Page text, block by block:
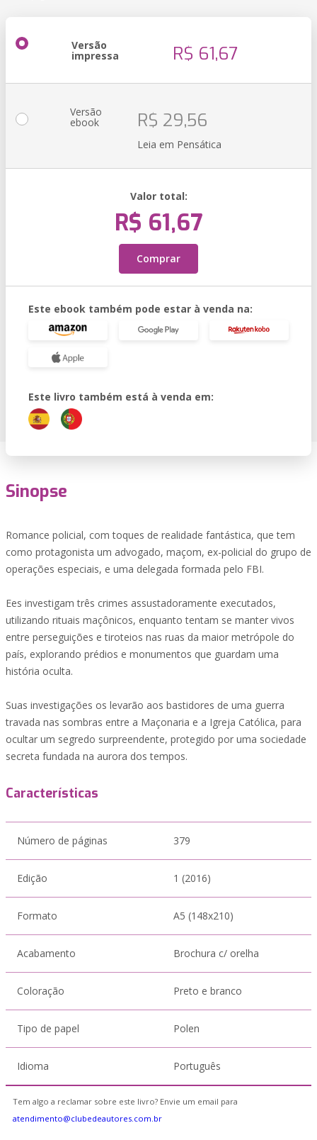
Versão
impressa R$ 61,67
Versão
ebook R$ 29,56
Leia em Pensática
Valor total:
R$ 61,67
Comprar
Este ebook também pode estar à venda na:
Este livro também está à venda em:
Sinopse
Romance policial, com toques de realidade fantástica, que tem
como protagonista um advogado, maçom, ex-policial do grupo de
operações especiais, e uma delegada formada pelo FBI.
Ees investigam três crimes assustadoramente executados,
utilizando rituais maçônicos, enquanto tentam se manter vivos
entre perseguições e tiroteios nas ruas da maior metrópole do
país, explorando prédios e monumentos que guardam uma
história oculta.
Suas investigações os levarão aos bastidores de uma guerra
travada nas sombras entre a Maçonaria e a Igreja Católica, para
ocultar um segredo surpreendente, protegido por uma sociedade
secreta fundada na aurora dos tempos.
Características
Número de páginas 379
Edição 1 (2016)
Formato A5 (148x210)
Acabamento Brochura c/ orelha
Coloração Preto e branco
Tipo de papel Polen
Idioma Português
Tem algo a reclamar sobre este livro? Envie um email para
atendimento@clubedeautores.com.br